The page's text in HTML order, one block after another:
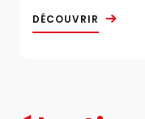
DÉCOUVRIR